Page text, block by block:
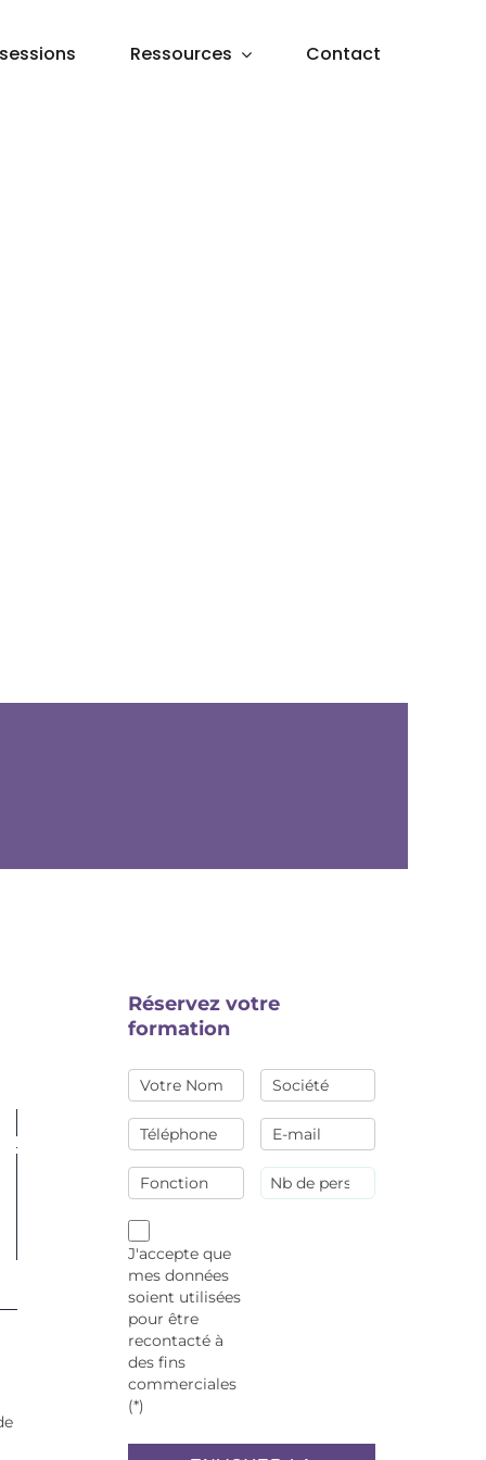
Ressources Contact
Réservez votre
formation
J'accepte que
mes données
soient utilisées
pour être
recontacté à
des fins
commerciales
(*)